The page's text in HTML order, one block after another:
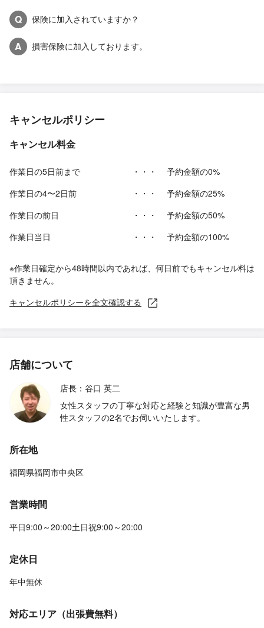
Q 保険に加入されていますか？
A 損害保険に加入しております。
キャンセルポリシー
キャンセル料金
作業日の5日前まで ・・・
予約金額の0%
作業日の4〜2日前
・・・
予約金額の25%
作業日の前日
・・・
予約金額の50%
作業日当日
・・・ 予約金額の100%
※作業日確定から48時間以内であれば、何日前でもキャンセル料は
頂きません。
キャンセルポリシーを全文確認する
店舗について
店長：谷口 英二
女性スタッフの丁寧な対応と経験と知識が豊富な男
性スタッフの2名でお伺いいたします。
所在地
福岡県福岡市中央区
営業時間
平日9:00～20:00土日祝9:00～20:00
定休日
年中無休
対応エリア（出張費無料）